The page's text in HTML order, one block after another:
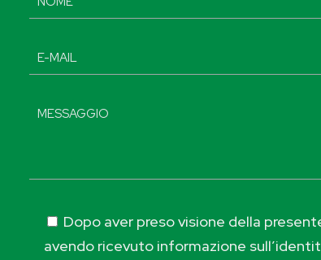
Dopo aver preso visione della
avendo ricevuto informazione